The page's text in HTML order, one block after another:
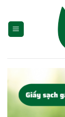
content